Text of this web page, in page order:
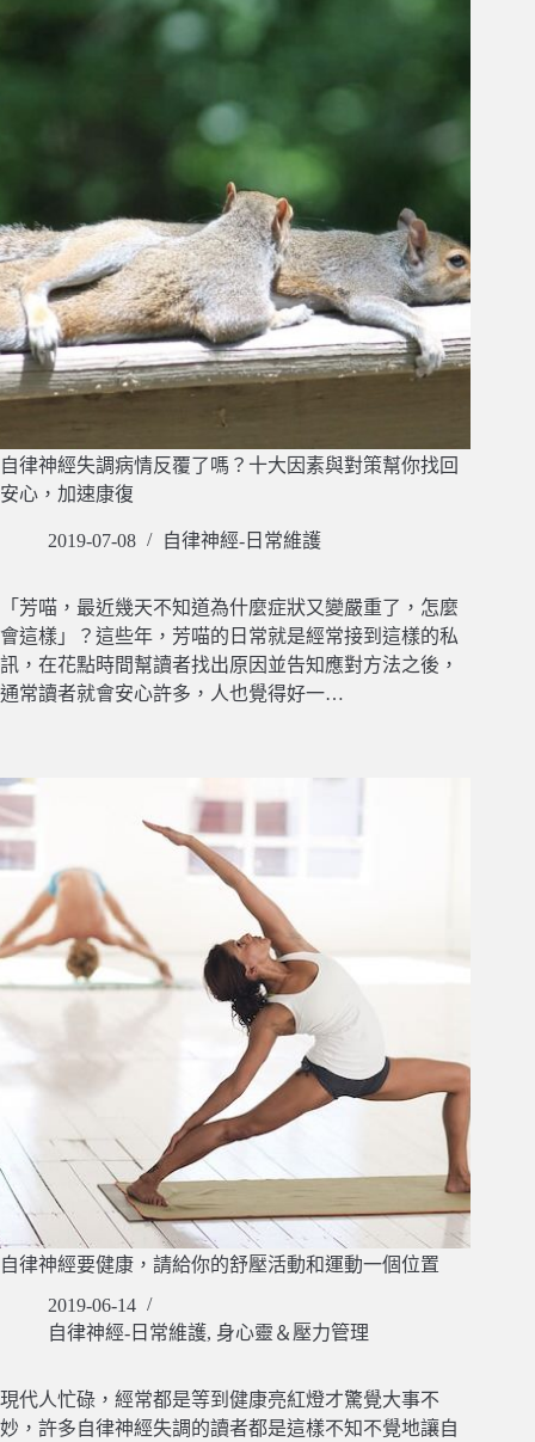
自律神經失調病情反覆了嗎？十大因素與對策幫你找回
安心，加速康復
2019-07-08 自律神經-日常維護
「芳喵，最近幾天不知道為什麼症狀又變嚴重了，怎麼
會這樣」？這些年，芳喵的日常就是經常接到這樣的私
訊，在花點時間幫讀者找出原因並告知應對方法之後，
通常讀者就會安心許多，人也覺得好一…
自律神經要健康，請給你的舒壓活動和運動一個位置
2019-06-14
自律神經-日常維護, 身心靈＆壓力管理
現代人忙碌，經常都是等到健康亮紅燈才驚覺大事不
妙，許多自律神經失調的讀者都是這樣不知不覺地讓自